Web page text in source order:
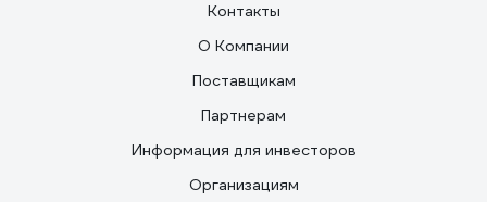
Контакты
О Компании
Поставщикам
Партнерам
Информация для инвесторов
Организациям